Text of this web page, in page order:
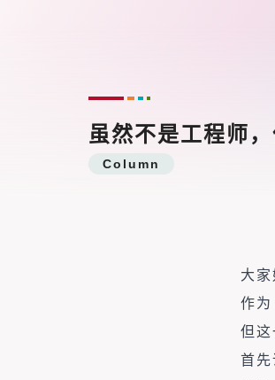
虽然不是工程师
Column
大
作
但
首先